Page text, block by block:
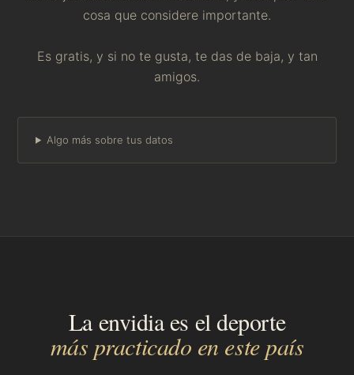
cosa que considere importante.
Es gratis, y si no te gusta, te das de baja, y tan
amigos.
Algo más sobre tus datos
La envidia es el deporte
más practicado en este país